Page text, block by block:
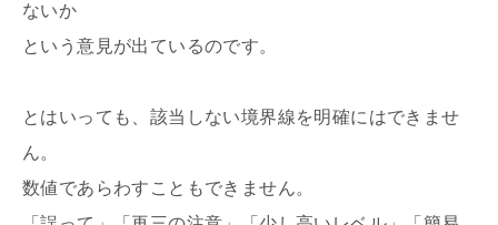
ないか
という意見が出ているのです。
とはいっても、該当しない境界線を明確にはできませ
ん。
数値であらわすこともできません。